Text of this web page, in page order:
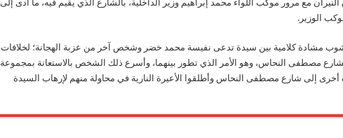
مع مرور موكب اللواء محمد إبراهيم وزير الداخلية، بالشارع الذي يقيم فيه، ما أدى إلى
الوزير.
مشادة كلامية بين سيدة تدعى نفيسة محمد خضر وشخص آخر من عزبة الهجانة؛ لخلافات
مصطفى النحاس، وهو الأمر الذي تطور بينهما، وأسرع ذلك الشخص بالاستعانة بمجموعة
أخرى إلى شارع مصطفى النحاس وأطلقوا الأعيرة النارية في محاولة منهم لإرهاب السيدة